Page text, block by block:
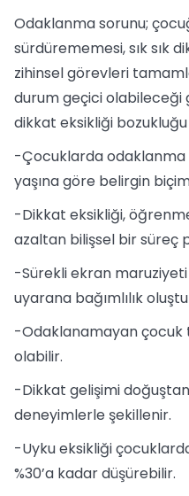
Odaklanma sorunu;
sürdürememesi, sık sık
zihinsel görevleri
durum geçici olabileceği
dikkat eksikliği bozukluğu
-Çocuklarda odaklanma
yaşına göre belirgin
-Dikkat eksikliği,
azaltan bilişsel bir süreç
-Sürekli ekran maruziyeti
uyarana bağımlılık
-Odaklanamayan çocuk
olabilir.
-Dikkat gelişimi
deneyimlerle şekillenir.
-Uyku eksikliği
%30’a kadar düşürebilir.